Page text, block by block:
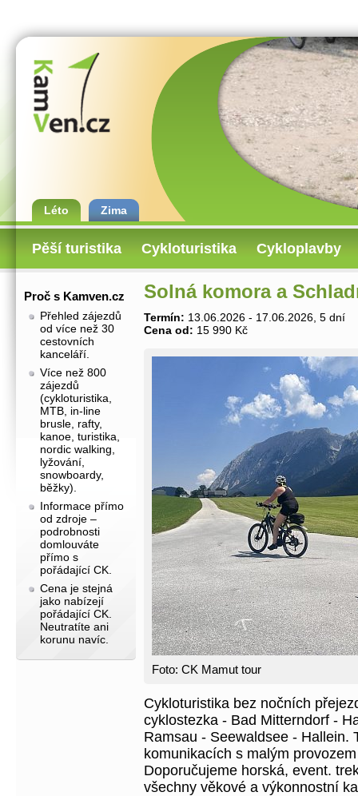
Léto Zima
Pěší turistika Cykloturistika Cykloplavby
Proč s Kamven.cz
Přehled zájezdů
od více než 30
cestovních
kanceláří.
Více než 800
zájezdů
(cykloturistika,
MTB, in-line
brusle, rafty,
kanoe, turistika,
nordic walking,
lyžování,
snowboardy,
běžky).
Informace přímo
od zdroje –
podrobnosti
domlouváte
přímo s
pořádající CK.
Cena je stejná
jako nabízejí
pořádající CK.
Neutratíte ani
korunu navíc.
Solná komora a
Termín: 13.06.2026 - 17.06.2026, 5 dní
Cena od: 15 990 Kč
Foto: CK Mamut tour
Cykloturistika bez nočních
cyklostezka - Bad Mitterndorf -
Ramsau - Seewaldsee - Hallein.
komunikacích s malým
Doporučujeme horská, event.
všechny věkové a výkonnostní